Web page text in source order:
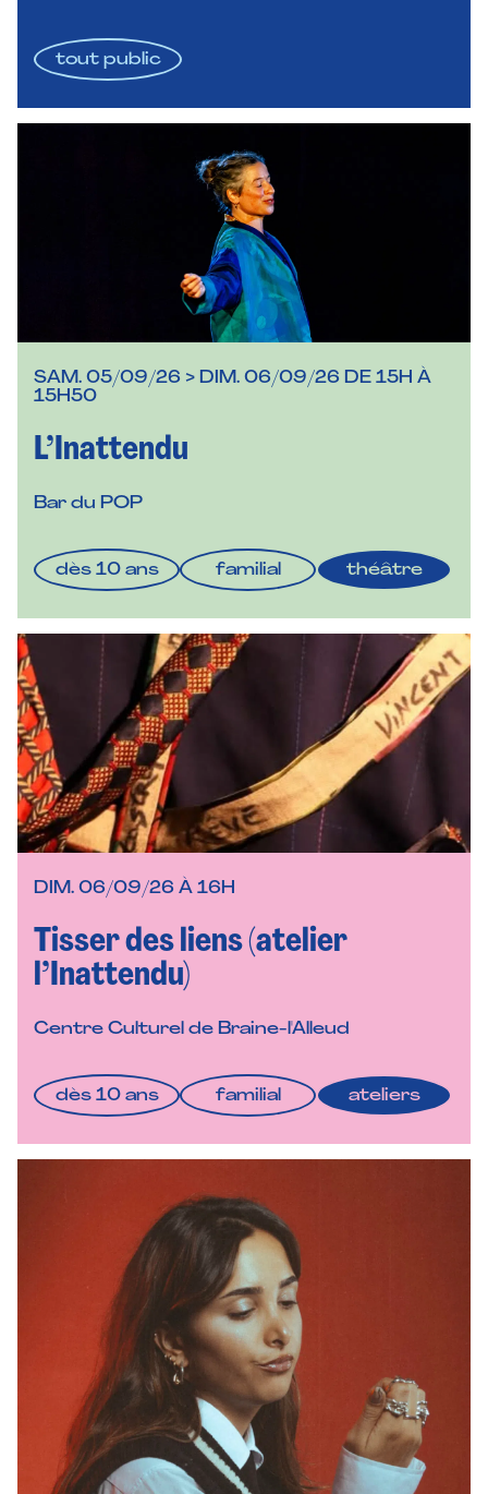
tout public
SAM. 05/09/26 > DIM. 06/09/26 DE 15H À
15H50
L’Inattendu
Bar du POP
dès 10 ans familial théâtre
DIM. 06/09/26 À 16H
Tisser des liens (atelier
l’Inattendu)
Centre Culturel de Braine-l'Alleud
dès 10 ans familial ateliers